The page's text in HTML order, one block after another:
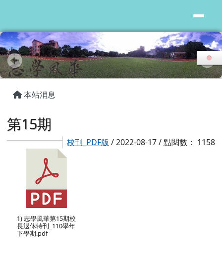
本站消息
第15期
校刊_PDF版 / 2022-08-17 / 點閱數： 1158
1) 志學風華第15期校
長退休特刊_110學年
下學期.pdf